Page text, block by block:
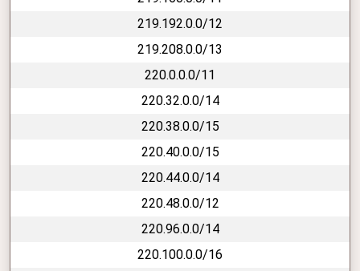
219.192.0.0/12
219.208.0.0/13
220.0.0.0/11
220.32.0.0/14
220.38.0.0/15
220.40.0.0/15
220.44.0.0/14
220.48.0.0/12
220.96.0.0/14
220.100.0.0/16